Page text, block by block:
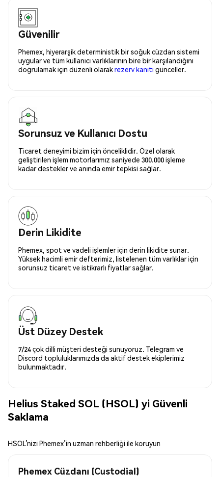
Güvenilir
Phemex, hiyerarşik deterministik bir soğuk cüzdan sistemi
uygular ve tüm kullanıcı varlıklarının bire bir karşılandığını
doğrulamak için düzenli olarakrezerv kanıtı günceller.
Sorunsuz ve Kullanıcı Dostu
Ticaret deneyimi bizim için önceliklidir. Özel olarak
geliştirilen işlem motorlarımız saniyede 300.000 işleme
kadar destekler ve anında emir tepkisi sağlar.
Derin Likidite
Phemex, spot ve vadeli işlemler için derin likidite sunar.
Yüksek hacimli emir defterimiz, listelenen tüm varlıklar için
sorunsuz ticaret ve istikrarlı fiyatlar sağlar.
Üst Düzey Destek
7/24 çok dilli müşteri desteği sunuyoruz. Telegram ve
Discord topluluklarımızda da aktif destek ekiplerimiz
bulunmaktadır.
Helius Staked SOL (HSOL) yi Güvenli
Saklama
HSOL’nizi Phemex’in uzman rehberliği ile koruyun
Phemex Cüzdanı (Custodial)